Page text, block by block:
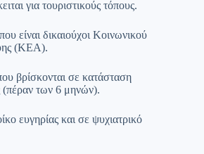
για τουριστικούς τόπους.
είναι δικαιούχοι Κοινωνικού
(ΚΕΑ).
βρίσκονται σε κατάσταση
(πέραν των 6 μηνών).
ευγηρίας και σε ψυχιατρικό